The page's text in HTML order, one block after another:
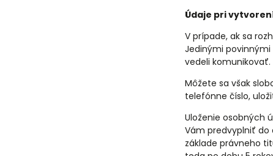
Údaje pri
V prípade, ak sa
Jedinými povinnými
vedeli komunikovať.
Môžete sa však
telefónne číslo,
Uloženie osobných
Vám predvyplniť do
základe právneho